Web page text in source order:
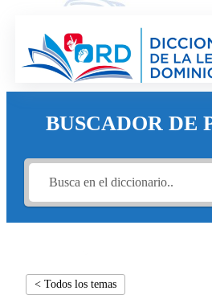
BUSCADOR DE
< Todos los temas